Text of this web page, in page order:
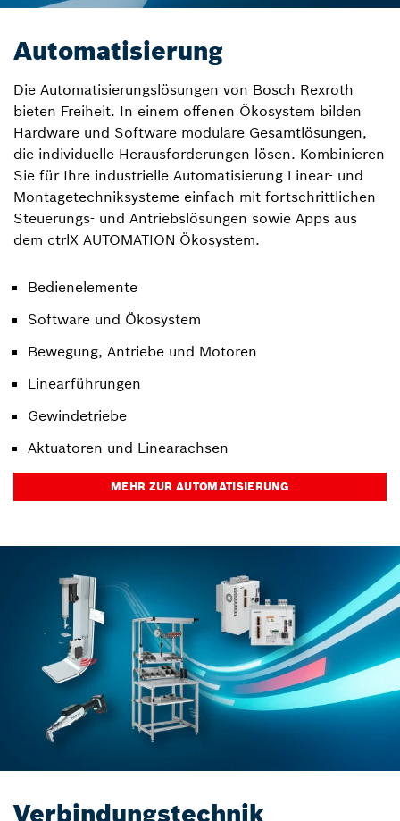
Automatisierung
Die Automatisierungslösungen von Bosch Rexroth
bieten Freiheit. In einem offenen Ökosystem bilden
Hardware und Software modulare Gesamtlösungen,
die individuelle Herausforderungen lösen. Kombinieren
Sie für Ihre industrielle Automatisierung Linear- und
Montagetechniksysteme einfach mit fortschrittlichen
Steuerungs- und Antriebslösungen sowie Apps aus
dem ctrlX AUTOMATION Ökosystem.
Bedienelemente
Software und Ökosystem
Bewegung, Antriebe und Motoren
Linearführungen
Gewindetriebe
Aktuatoren und Linearachsen
MEHR ZUR AUTOMATISIERUNG
Verbindungstechnik